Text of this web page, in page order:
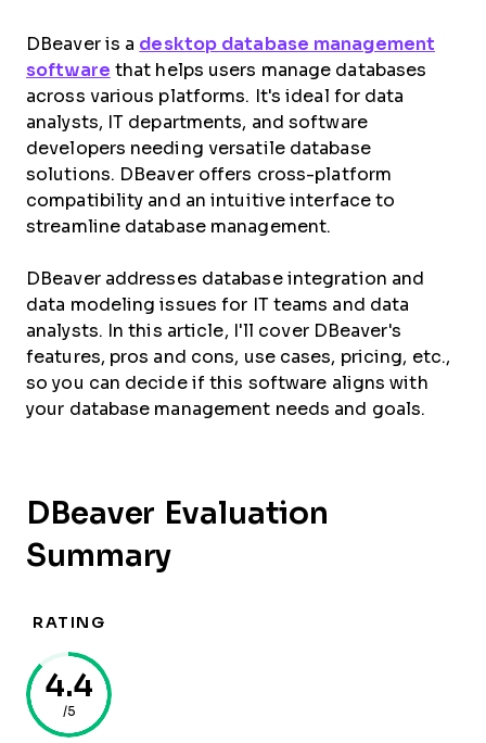
DBeaver is a desktop database management
software that helps users manage databases
across various platforms. It's ideal for data
analysts, IT departments, and software
developers needing versatile database
solutions. DBeaver offers cross-platform
compatibility and an intuitive interface to
streamline database management.
DBeaver addresses database integration and
data modeling issues for IT teams and data
analysts. In this article, I'll cover DBeaver's
features, pros and cons, use cases, pricing, etc.,
so you can decide if this software aligns with
your database management needs and goals.
DBeaver Evaluation
Summary
RATING
4.4
/5